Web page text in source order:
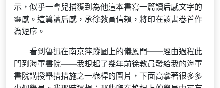
示，似乎一會兒捕獲到為他這本書寫一篇讀后感文字的
靈感。這篇讀后感，承徐教員信賴，將印在該書卷首作
為短序。
看到魯迅在南京萍蹤圖上的儀鳳門——經由過程此
門到海軍書院——我想起了幾年前徐教員發給我的海軍
書院講授舉措措施之一桅桿的圖片，下面高攀著很多多